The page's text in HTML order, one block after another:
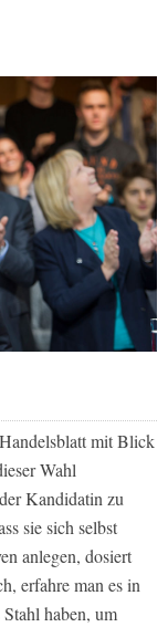
Handelsblattmit Blick
Wahl
Kandidatin zu
sie sich selbst
anlegen, dosiert
erfahre man es in
haben, um